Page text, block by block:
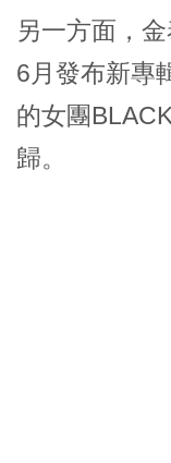
另一方面，
6月發布新專
的女團
歸。